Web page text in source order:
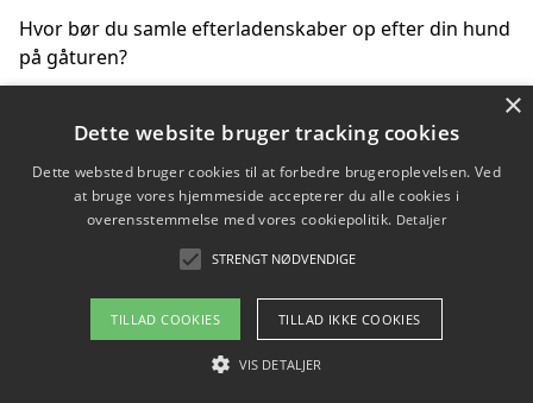
Hvor bør du samle efterladenskaber op efter din hund
på gåturen?
Sådan rydder du effektivt op efter et stort event
Copyright 2026 - Pilanto Aps
Om / kontakt
Blog Betingelser
×
Dette website bruger tracking cookies
Dette websted bruger cookies til at forbedre brugeroplevelsen. Ved
at bruge vores hjemmeside accepterer du alle cookies i
overensstemmelse med vores cookiepolitik. Detaljer
STRENGT NØDVENDIGE
TILLAD COOKIES TILLAD IKKE COOKIES
VIS DETALJER